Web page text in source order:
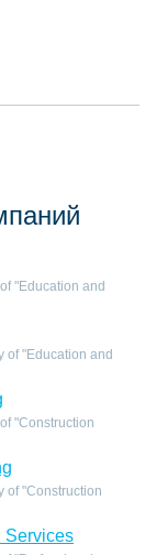
"Education and
of "Education and
"Construction
of "Construction
Services